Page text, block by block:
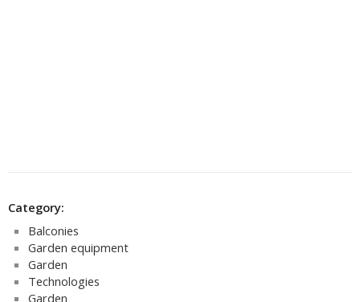
Category:
Balconies
Garden equipment
Garden
Technologies
Garden